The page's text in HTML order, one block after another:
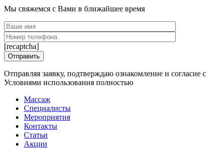
Мы свяжемся с Вами в ближайшее время
[recaptcha]
Отправляя заявку, подтверждаю ознакомление и согласие с
Условиями использования полностью
Массаж
Специалисты
Мероприятия
Контакты
Статьи
Акции